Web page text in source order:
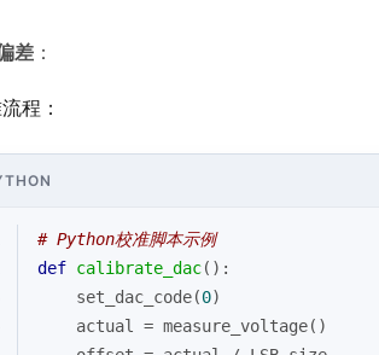
差 ：
程：
# Python校准脚本示例
def calibrate_dac():
    set_dac_code(
0)
    actual = measure_voltage()